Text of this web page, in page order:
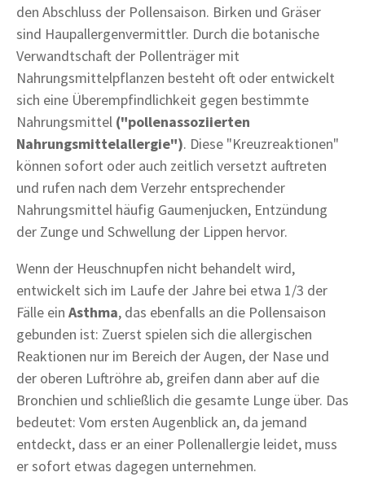
den Abschluss der Pollensaison. Birken und Gräser
sind Haupallergenvermittler. Durch die botanische
Verwandtschaft der Pollenträger mit
Nahrungsmittelpflanzen besteht oft oder entwickelt
sich eine Überempfindlichkeit gegen bestimmte
Nahrungsmittel ("pollenassoziierten
Nahrungsmittelallergie"). Diese "Kreuzreaktionen"
können sofort oder auch zeitlich versetzt auftreten
und rufen nach dem Verzehr entsprechender
Nahrungsmittel häufig Gaumenjucken, Entzündung
der Zunge und Schwellung der Lippen hervor.
Wenn der Heuschnupfen nicht behandelt wird,
entwickelt sich im Laufe der Jahre bei etwa 1/3 der
Fälle ein Asthma, das ebenfalls an die Pollensaison
gebunden ist: Zuerst spielen sich die allergischen
Reaktionen nur im Bereich der Augen, der Nase und
der oberen Luftröhre ab, greifen dann aber auf die
Bronchien und schließlich die gesamte Lunge über. Das
bedeutet: Vom ersten Augenblick an, da jemand
entdeckt, dass er an einer Pollenallergie leidet, muss
er sofort etwas dagegen unternehmen.